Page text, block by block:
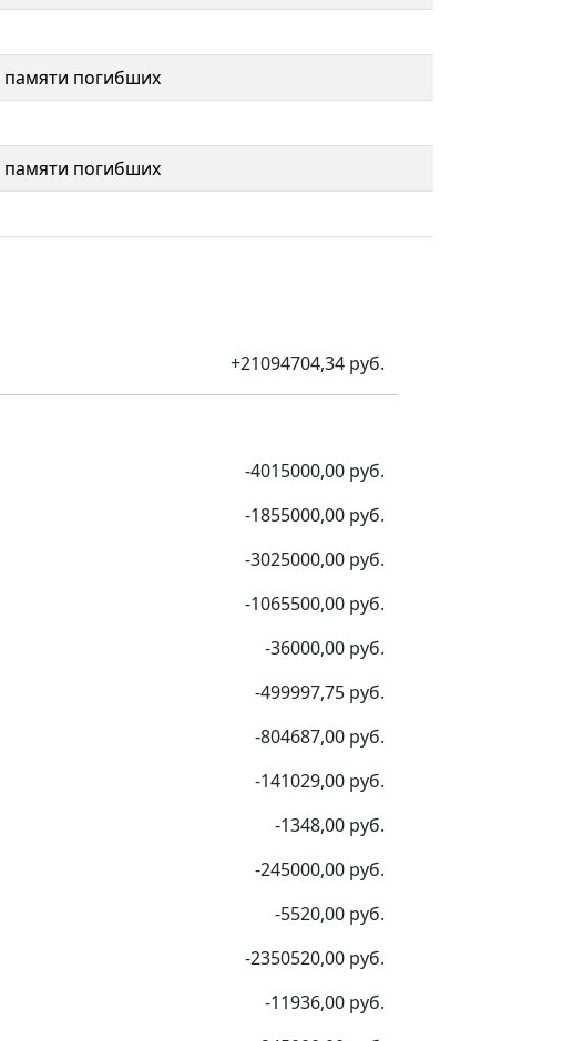
памяти погибших
памяти погибших
+21094704,34 руб.
-4015000,00 руб.
-1855000,00 руб.
-3025000,00 руб.
-1065500,00 руб.
-36000,00 руб.
-499997,75 руб.
-804687,00 руб.
-141029,00 руб.
-1348,00 руб.
-245000,00 руб.
-5520,00 руб.
-2350520,00 руб.
-11936,00 руб.